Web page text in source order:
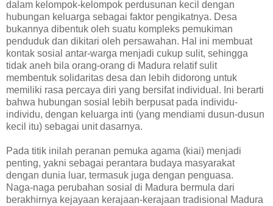
dalam kelompok-kelompok perdusunan kecil dengan
hubungan keluarga sebagai faktor pengikatnya. Desa
bukannya dibentuk oleh suatu kompleks pemukiman
penduduk dan dikitari oleh persawahan. Hal ini membuat
kontak sosial antar-warga menjadi cukup sulit, sehingga
tidak aneh bila orang-orang di Madura relatif sulit
membentuk solidaritas desa dan lebih didorong untuk
memiliki rasa percaya diri yang bersifat individual. Ini berarti
bahwa hubungan sosial lebih berpusat pada individu-
individu, dengan keluarga inti (yang mendiami dusun-dusun
kecil itu) sebagai unit dasarnya.
Pada titik inilah peranan pemuka agama (kiai) menjadi
penting, yakni sebagai perantara budaya masyarakat
dengan dunia luar, termasuk juga dengan penguasa.
Naga-naga perubahan sosial di Madura bermula dari
berakhirnya kejayaan kerajaan-kerajaan tradisional Madura